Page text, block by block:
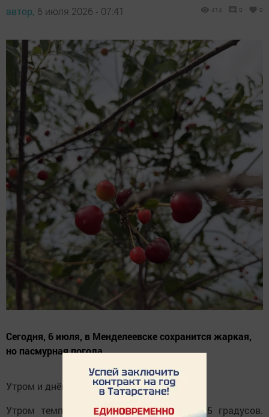
автор, 6 июля 2026 - 07:41 414 0 0
Сегодня, 6 июля, в Менделеевске сохранится жаркая,
но пасмурная погода.
Утром и днём возможен дождь.
Утром температура воздуха составит +25 градусов.